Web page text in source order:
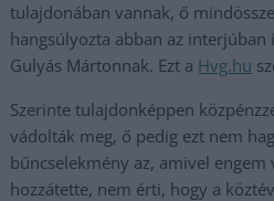
tulajdonában vannak, ő
hangsúlyozta abban az
Gulyás Mártonnak. Ezt a Hvg.hu
Szerinte tulajdonképpen
vádolták meg, ő pedig ezt nem
bűncselekmény az, amivel engem
hozzátette, nem érti, hogy a